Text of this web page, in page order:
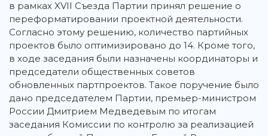
в рамках XVII Съезда Партии принял решение о
переформатировании проектной деятельности.
Согласно этому решению, количество партийных
проектов было оптимизировано до 14. Кроме того,
в ходе заседания были назначены координаторы и
председатели общественных советов
обновленных партпроектов. Такое поручение было
дано председателем Партии, премьер-министром
России Дмитрием Медведевым по итогам
заседания Комиссии по контролю за реализацией